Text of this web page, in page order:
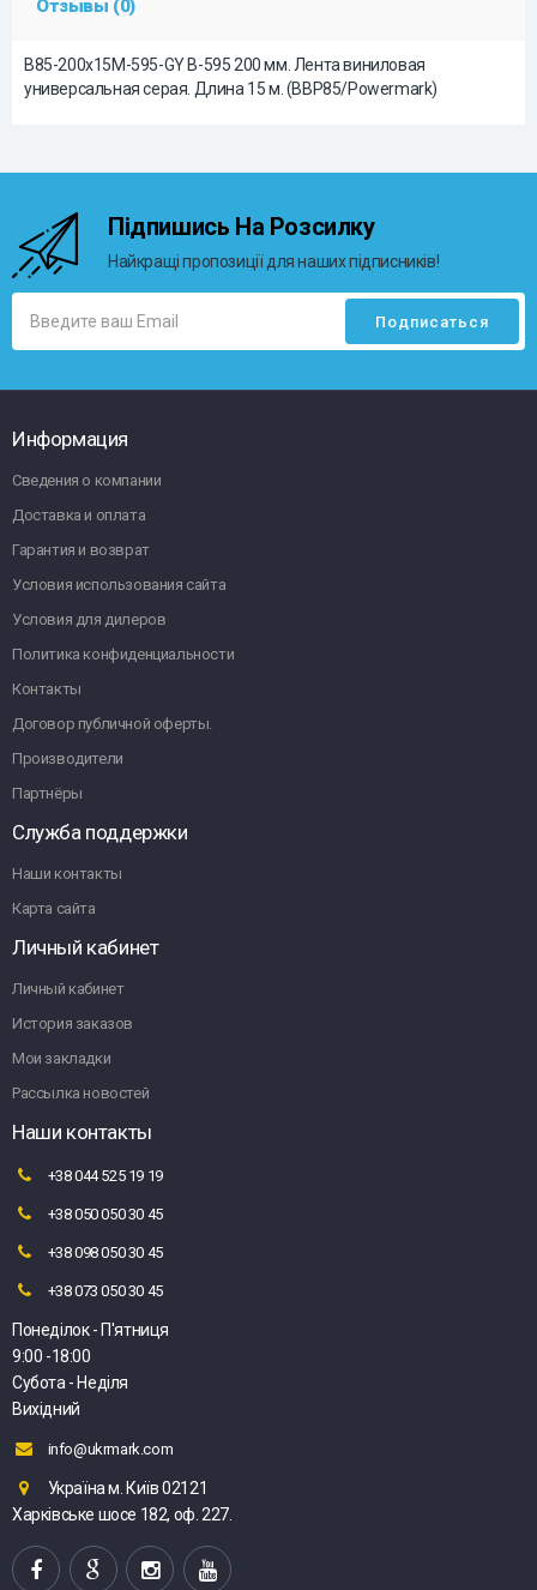
Отзывы (0)
B85-200x15M-595-GY B-595 200 мм. Лента виниловая
универсальная серая. Длина 15 м. (BBP85/Powermark)
Підпишись На Розсилку
Найкращі пропозиції для наших підписників!
Информация
Сведения о компании
Доставка и оплата
Гарантия и возврат
Условия использования сайта
Условия для дилеров
Политика конфиденциальности
Контакты
Договор публичной оферты.
Производители
Партнёры
Служба поддержки
Наши контакты
Карта сайта
Личный кабинет
Личный кабинет
История заказов
Мои закладки
Рассылка новостей
Наши контакты
+38 044 525 19 19
+38 050 050 30 45
+38 098 050 30 45
+38 073 050 30 45
Понеділок - П'ятниця
9:00 -18:00
Субота - Неділя
Вихідний
info@ukrmark.com
Україна м. Київ 02121
Харківське шосе 182, оф. 227.